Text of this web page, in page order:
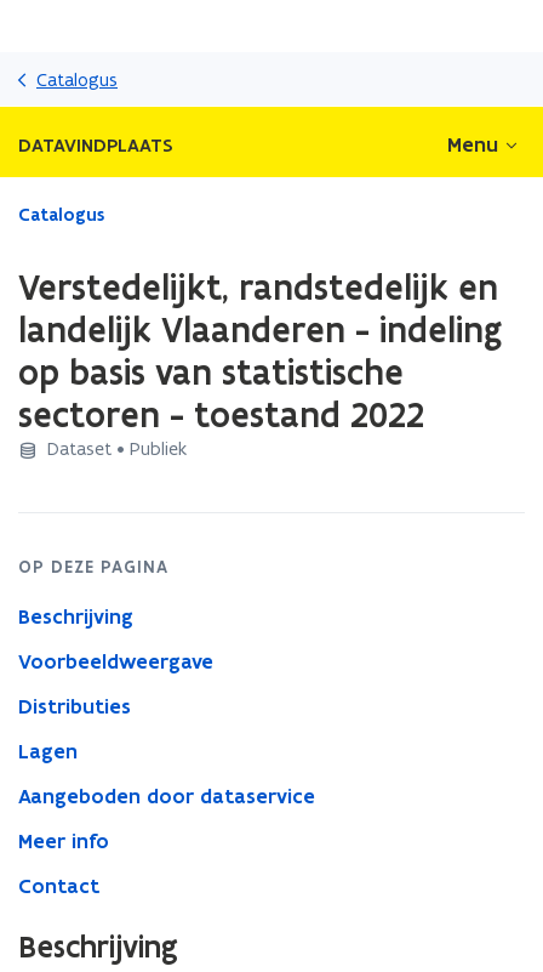
gaan
Catalogus
DATAVINDPLAATS Menu
Gedaan
bevindt
zich
op:
Verstedelijkt,
randstedelijk
op
van
sectoren
2022
Catalogus
Verstedelijkt, randstedelijk en
landelijk Vlaanderen - indeling
op basis van statistische
sectoren - toestand 2022
Dataset • Publiek
OP DEZE PAGINA
Beschrijving
Voorbeeldweergave
Distributies
Lagen
Aangeboden door dataservice
Meer info
Contact
Beschrijving